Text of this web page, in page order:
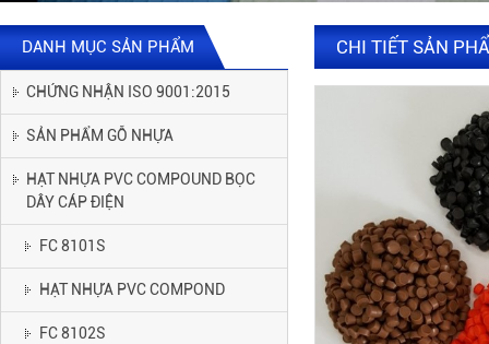
CHI TIẾT SẢN
DANH MỤC SẢN PHẨM
CHỨNG NHẬN ISO 9001:2015
SẢN PHẨM GỖ NHỰA
HẠT NHỰA PVC COMPOUND BỌC
DÂY CÁP ĐIỆN
FC 8101S
HẠT NHỰA PVC COMPOND
FC 8102S